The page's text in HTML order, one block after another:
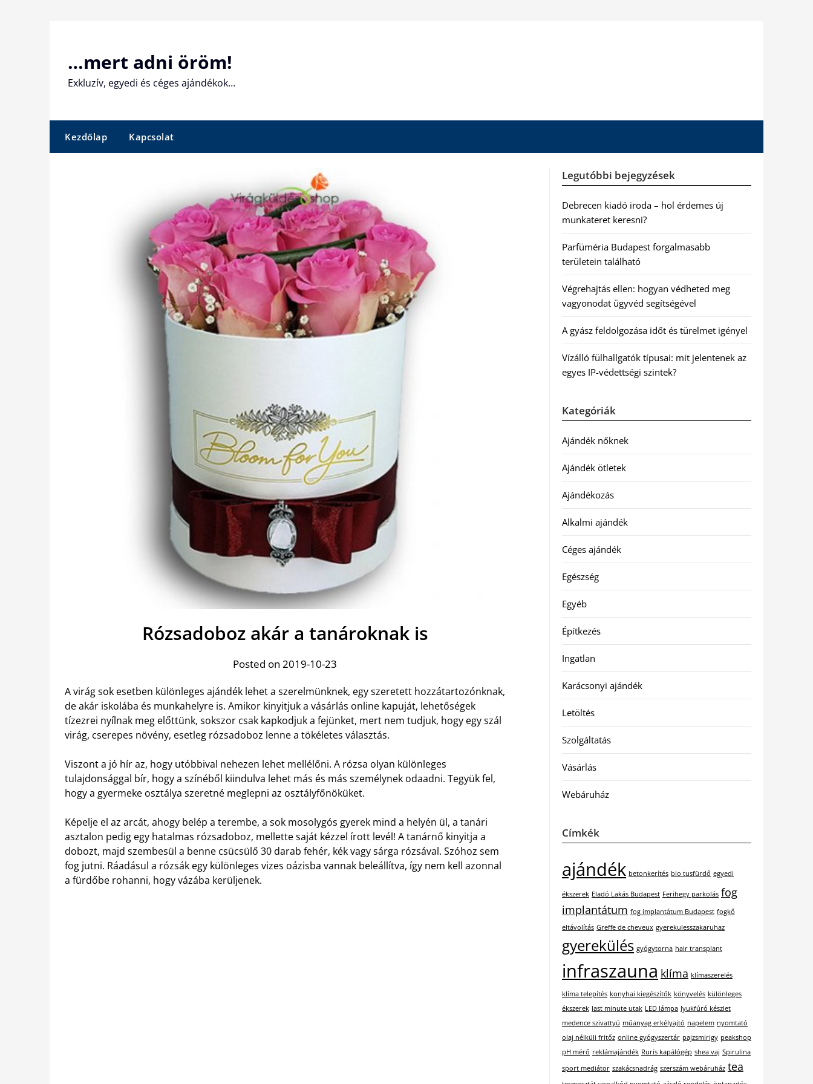
…mert adni öröm!
Exkluzív, egyedi és céges ajándékok…
Kezdőlap Kapcsolat
Rózsadoboz akár a tanároknak is
Posted on 2019-10-23
A virág sok esetben különleges ajándék lehet a szerelmünknek, egy szeretett hozzátartozónknak,
de akár iskolába és munkahelyre is. Amikor kinyitjuk a vásárlás online kapuját, lehetőségek
tízezrei nyílnak meg előttünk, sokszor csak kapkodjuk a fejünket, mert nem tudjuk, hogy egy szál
virág, cserepes növény, esetleg rózsadoboz lenne a tökéletes választás.
Viszont a jó hír az, hogy utóbbival nehezen lehet mellélőni. A rózsa olyan különleges
tulajdonsággal bír, hogy a színéből kiindulva lehet más és más személynek odaadni. Tegyük fel,
hogy a gyermeke osztálya szeretné meglepni az osztályfőnöküket.
Képelje el az arcát, ahogy belép a terembe, a sok mosolygós gyerek mind a helyén ül, a tanári
asztalon pedig egy hatalmas rózsadoboz, mellette saját kézzel írott levél! A tanárnő kinyitja a
dobozt, majd szembesül a benne csücsülő 30 darab fehér, kék vagy sárga rózsával. Szóhoz sem
fog jutni. Ráadásul a rózsák egy különleges vizes oázisba vannak beleállítva, így nem kell azonnal
a fürdőbe rohanni, hogy vázába kerüljenek.
Legutóbbi bejegyzések
Debrecen kiadó iroda – hol érdemes új
munkateret keresni?
Parfüméria Budapest forgalmasabb
területein található
Végrehajtás ellen: hogyan védheted meg
vagyonodat ügyvéd segítségével
A gyász feldolgozása időt és türelmet igényel
Vízálló fülhallgatók típusai: mit jelentenek az
egyes IP-védettségi szintek?
Kategóriák
Ajándék nőknek
Ajándék ötletek
Ajándékozás
Alkalmi ajándék
Céges ajándék
Egészség
Egyéb
Építkezés
Ingatlan
Karácsonyi ajándék
Letöltés
Szolgáltatás
Vásárlás
Webáruház
Címkék
ajándék betonkerítés bio tusfürdő egyedi
ékszerek Eladó Lakás Budapest Ferihegy parkolás fog
implantátum fog implantátum Budapest fogkő
eltávolítás Greffe de cheveux gyerekulesszakaruhaz
gyerekülés gyógytorna hair transplant
infraszauna klíma klímaszerelés
klíma telepítés konyhai kiegészítők könyvelés különleges
ékszerek last minute utak LED lámpa lyukfúró készlet
medence szivattyú műanyag erkélyajtó napelem nyomtató
olaj nélküli fritőz online gyógyszertár pajzsmirigy peakshop
pH mérő reklámajándék Ruris kapálógép shea vaj Spirulina
sport mediátor szakácsnadrág szerszám webáruház tea